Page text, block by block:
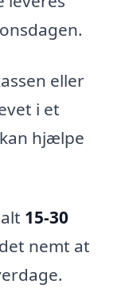
eller
i et
hjælpe
15-30
nemt at